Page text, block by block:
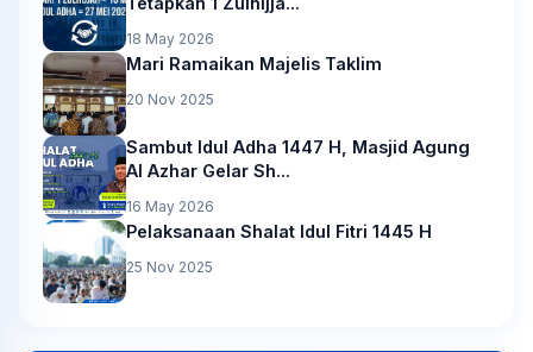
18 May 2026
Mari Ramaikan Majelis Taklim
20 Nov 2025
Sambut Idul Adha 1447 H, Masjid Agung
Al Azhar Gelar Sh...
16 May 2026
Pelaksanaan Shalat Idul Fitri 1445 H
25 Nov 2025